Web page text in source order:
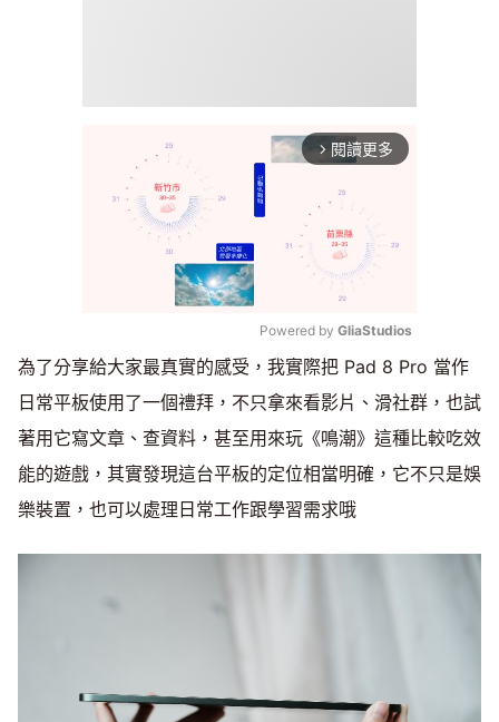
arrow_forward_ios 閱讀更多
Mute
Powered by GliaStudios
為了分享給大家最真實的感受，我實際把 Pad 8 Pro 當作
日常平板使用了一個禮拜，不只拿來看影片、滑社群，也試
著用它寫文章、查資料，甚至用來玩《鳴潮》這種比較吃效
能的遊戲，其實發現這台平板的定位相當明確，它不只是娛
樂裝置，也可以處理日常工作跟學習需求哦